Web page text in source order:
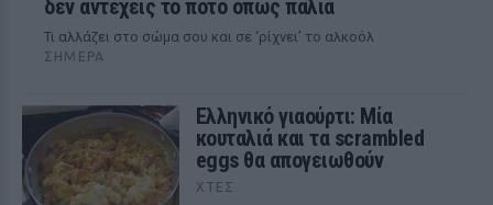
δεν αντέχεις το ποτό όπως παλιά
Τι αλλάζει στο σώμα σου και σε ‘ρίχνει’ το αλκοόλ
ΣΉΜΕΡΑ
Ελληνικό γιαούρτι: Μία
κουταλιά και τα scrambled
eggs θα απογειωθούν
ΧΤΕΣ